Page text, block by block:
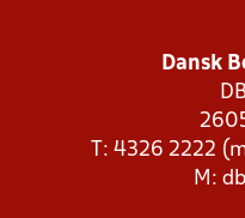
Dansk
T: 4326 2222
M: